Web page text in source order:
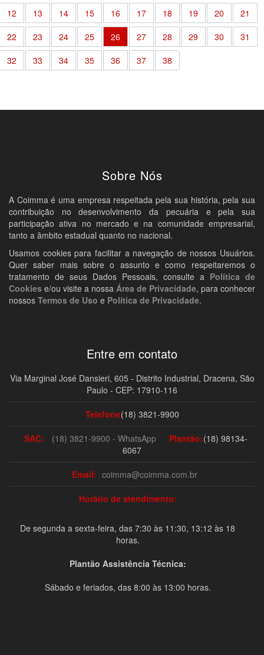
12
13 14 15 16 17 18 19 20
21
22
23 24 25 26 27 28 29 30
31
32
33 34 35 36 37 38
Sobre Nós
A Coimma é uma empresa respeitada pela sua história, pela sua
contribuição no desenvolvimento da pecuária e pela sua
participação ativa no mercado e na comunidade empresarial,
tanto a âmbito estadual quanto no nacional.
Usamos cookies para facilitar a navegação de nossos Usuários.
Quer saber mais sobre o assunto e como respeitaremos o
tratamento de seus Dados Pessoais, consulte a Política de
Cookies e/ou visite a nossa Área de Privacidade, para conhecer
nossos Termos de Uso e Política de Privacidade.
Entre em contato
Via Marginal José Dansieri, 605 - Distrito Industrial, Dracena, São
Paulo - CEP: 17910-116
Telefone:(18) 3821-9900
SAC: (18) 3821-9900 - WhatsApp Plantão:(18) 98134-
6067
Email: coimma@coimma.com.br
Horário de atendimento:
De segunda a sexta-feira, das 7:30 às 11:30, 13:12 às 18
horas.
Plantão Assistência Técnica:
Sábado e feriados, das 8:00 às 13:00 horas.